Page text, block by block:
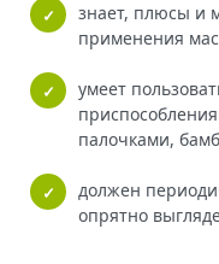
знает, плюсы и
применения
умеет
палочками,
должен
опрятно